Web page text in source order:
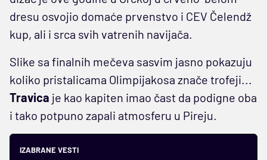
dresu osvojio domaće prvenstvo i CEV Čelendž
kup, ali i srca svih vatrenih navijača.
Slike sa finalnih mečeva sasvim jasno pokazuju
koliko pristalicama Olimpijakosa znače trofeji...
Travica je kao kapiten imao čast da podigne oba
i tako potpuno zapali atmosferu u Pireju.
IZABRANE VESTI